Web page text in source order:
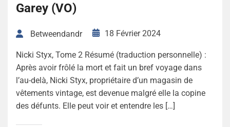
Garey (VO)
Betweendandr 18 Février 2024
Nicki Styx, Tome 2 Résumé (traduction personnelle) :
Après avoir frôlé la mort et fait un bref voyage dans
l’au-delà, Nicki Styx, propriétaire d’un magasin de
vêtements vintage, est devenue malgré elle la copine
des défunts. Elle peut voir et entendre les […]